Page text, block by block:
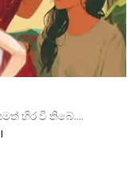
හිර වී තිබේ....